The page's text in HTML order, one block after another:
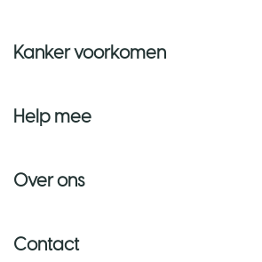
Kanker voorkomen
Help mee
Over ons
Contact